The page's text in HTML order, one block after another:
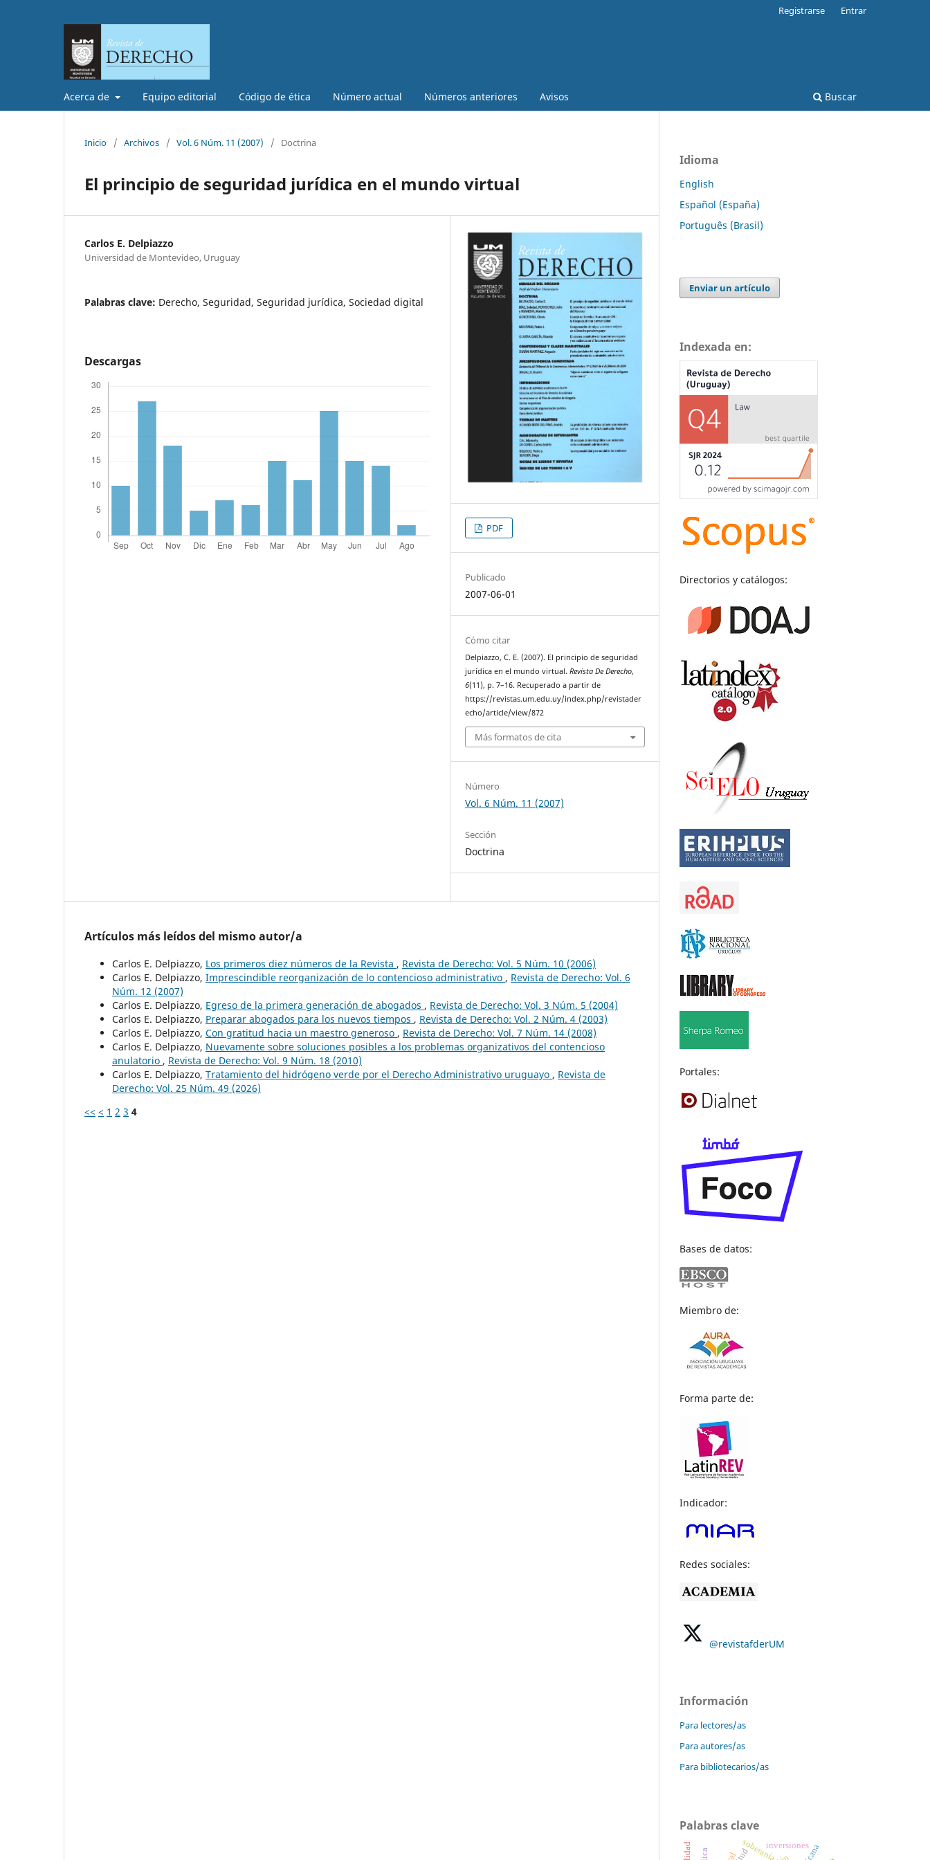
Acerca de Equipo editorial Código de ética Número actual Números anteriores Avisos Buscar
Registrarse Entrar
Inicio / Archivos / Vol. 6 Núm. 11 (2007) / Doctrina
El principio de seguridad jurídica en el mundo virtual
Carlos E. Delpiazzo
Universidad de Montevideo, Uruguay
Palabras clave: Derecho, Seguridad, Seguridad jurídica, Sociedad digital
Descargas
PDF
Publicado
2007-06-01
Cómo citar
Delpiazzo, C. E. (2007). El principio de seguridad
jurídica en el mundo virtual.Revista De Derecho,
6(11), p. 7–16. Recuperado a partir de
https://revistas.um.edu.uy/index.php/revistader
echo/article/view/872
Más formatos de cita
Número
Vol. 6 Núm. 11 (2007)
Sección
Doctrina
Artículos más leídos del mismo autor/a
Carlos E. Delpiazzo, Los primeros diez números de la Revista , Revista de Derecho: Vol. 5 Núm. 10 (2006)
Carlos E. Delpiazzo, Imprescindible reorganización de lo contencioso administrativo , Revista de Derecho: Vol. 6
Núm. 12 (2007)
Carlos E. Delpiazzo, Egreso de la primera generación de abogados , Revista de Derecho: Vol. 3 Núm. 5 (2004)
Carlos E. Delpiazzo, Preparar abogados para los nuevos tiempos , Revista de Derecho: Vol. 2 Núm. 4 (2003)
Carlos E. Delpiazzo, Con gratitud hacia un maestro generoso , Revista de Derecho: Vol. 7 Núm. 14 (2008)
Carlos E. Delpiazzo, Nuevamente sobre soluciones posibles a los problemas organizativos del contencioso
anulatorio , Revista de Derecho: Vol. 9 Núm. 18 (2010)
Carlos E. Delpiazzo, Tratamiento del hidrógeno verde por el Derecho Administrativo uruguayo , Revista de
Derecho: Vol. 25 Núm. 49 (2026)
<< < 1 2 3 4
Idioma
English
Español (España)
Português (Brasil)
Enviar un artículo
Indexada en:
Directorios y catálogos:
Portales:
Bases de datos:
Miembro de:
Forma parte de:
Indicador:
Redes sociales:
@revistafderUM
Información
Para lectores/as
Para autores/as
Para bibliotecarios/as
Palabras clave
soberaníainversiones